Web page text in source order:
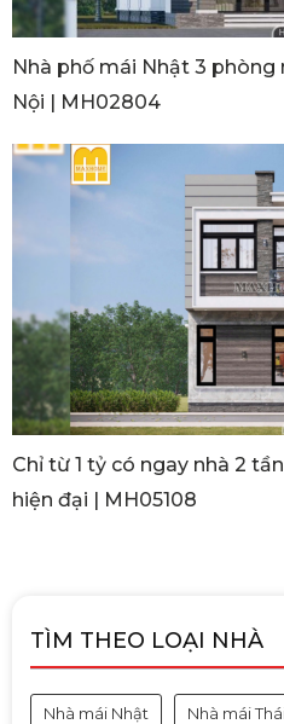
Nhà phố mái Nhật 3
Nội | MH02804
Chỉ từ 1 tỷ có ngay nhà 2
hiện đại | MH05108
TÌM THEO LOẠI NHÀ
Nhà mái Nhật Nhà mái